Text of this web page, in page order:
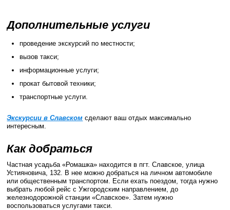
Дополнительные услуги
проведение экскурсий по местности;
вызов такси;
информационные услуги;
прокат бытовой техники;
транспортные услуги.
Экскурсии в Славском сделают ваш отдых максимально
интересным.
Как добраться
Частная усадьба «Ромашка» находится в пгт. Славское, улица
Устияновича, 132. В нее можно добраться на личном автомобиле
или общественным транспортом. Если ехать поездом, тогда нужно
выбрать любой рейс с Ужгородским направлением, до
железнодорожной станции «Славское». Затем нужно
воспользоваться услугами такси.